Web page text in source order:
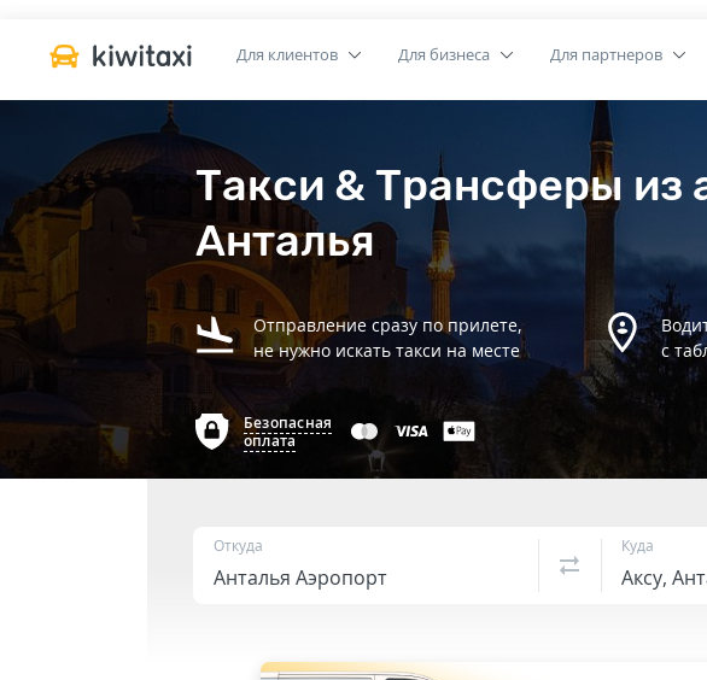
Для клиентов Для бизнеса Для партнеров
Такси & Трансферы из
Анталья
Отправление сразу по прилете,
не нужно искать такси на месте
с
Безопасная
оплата
Откуда Куда